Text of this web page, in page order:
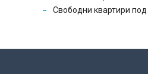
Свободни квартири